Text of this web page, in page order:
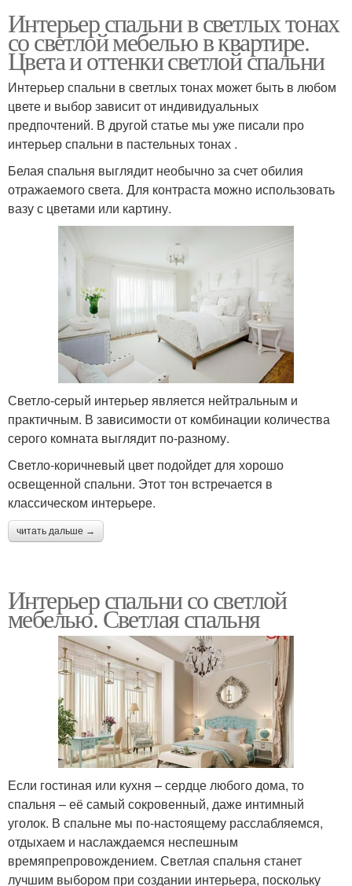
Интерьер спальни в светлых тонах
со светлой мебелью в квартире.
Цвета и оттенки светлой спальни
Интерьер спальни в светлых тонах может быть в любом
цвете и выбор зависит от индивидуальных
предпочтений. В другой статье мы уже писали про
интерьер спальни в пастельных тонах .
Белая спальня выглядит необычно за счет обилия
отражаемого света. Для контраста можно использовать
вазу с цветами или картину.
Светло-серый интерьер является нейтральным и
практичным. В зависимости от комбинации количества
серого комната выглядит по-разному.
Светло-коричневый цвет подойдет для хорошо
освещенной спальни. Этот тон встречается в
классическом интерьере.
читать дальше →
Интерьер спальни со светлой
мебелью. Светлая спальня
Если гостиная или кухня – сердце любого дома, то
спальня – её самый сокровенный, даже интимный
уголок. В спальне мы по-настоящему расслабляемся,
отдыхаем и наслаждаемся неспешным
времяпрепровождением. Светлая спальня станет
лучшим выбором при создании интерьера, поскольку